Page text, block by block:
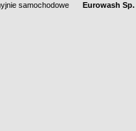
samochodowe Eurowash